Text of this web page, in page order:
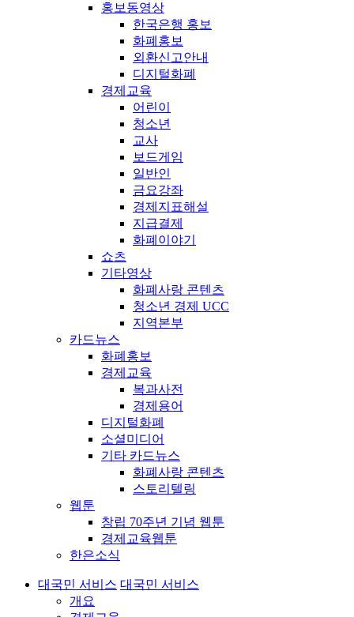
홍보동영상
한국은행 홍보
화폐홍보
외환신고안내
디지털화폐
경제교육
어린이
청소년
교사
보드게임
일반인
금요강좌
경제지표해설
지급결제
화폐이야기
쇼츠
기타영상
화폐사랑 콘텐츠
청소년 경제 UCC
지역본부
카드뉴스
화폐홍보
경제교육
복과사전
경제용어
디지털화폐
소셜미디어
기타 카드뉴스
화폐사랑 콘텐츠
스토리텔링
웹툰
창립 70주년 기념 웹툰
경제교육웹툰
한은소식
대국민 서비스 대국민 서비스
개요